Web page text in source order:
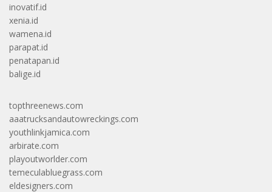
inovatif.id
xenia.id
wamena.id
parapat.id
penatapan.id
balige.id
topthreenews.com
aaatrucksandautowreckings.com
youthlinkjamica.com
arbirate.com
playoutworlder.com
temeculabluegrass.com
eldesigners.com